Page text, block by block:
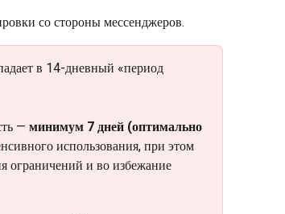
со стороны мессенджеров.
в 14-дневный «период
— минимум 7 дней (оптимально
использования, при этом
ограничений и во избежание